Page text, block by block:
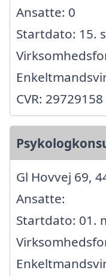
Ansatte: 0
Startdato: 15.
CVR: 29729158
Gl Hovvej 69,
Ansatte:
Startdato: 01.